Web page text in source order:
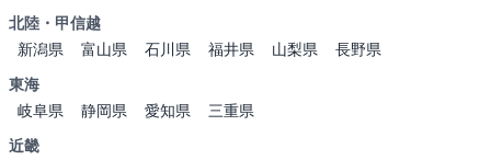
北陸・甲信越
新潟県
富山県 石川県 福井県 山梨県
長野県
東海
岐阜県
静岡県 愛知県
三重県
近畿